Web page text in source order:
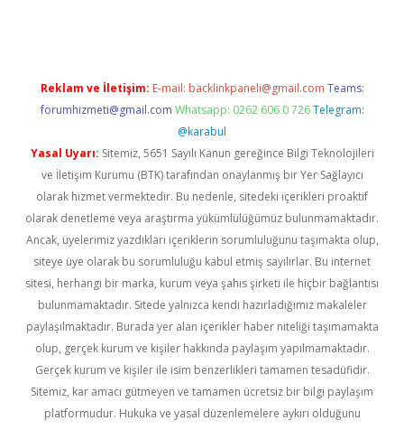
Reklam ve İletişim: E-mail: backlinkpaneli@gmail.com Teams:
forumhizmeti@gmail.com Whatsapp: 0262 606 0 726 Telegram:
@karabul
Yasal Uyarı: Sitemiz, 5651 Sayılı Kanun gereğince Bilgi Teknolojileri
ve İletişim Kurumu (BTK) tarafından onaylanmış bir Yer Sağlayıcı
olarak hizmet vermektedir. Bu nedenle, sitedeki içerikleri proaktif
olarak denetleme veya araştırma yükümlülüğümüz bulunmamaktadır.
Ancak, üyelerimiz yazdıkları içeriklerin sorumluluğunu taşımakta olup,
siteye üye olarak bu sorumluluğu kabul etmiş sayılırlar. Bu internet
sitesi, herhangi bir marka, kurum veya şahıs şirketi ile hiçbir bağlantısı
bulunmamaktadır. Sitede yalnızca kendi hazırladığımız makaleler
paylaşılmaktadır. Burada yer alan içerikler haber niteliği taşımamakta
olup, gerçek kurum ve kişiler hakkında paylaşım yapılmamaktadır.
Gerçek kurum ve kişiler ile isim benzerlikleri tamamen tesadüfidir.
Sitemiz, kar amacı gütmeyen ve tamamen ücretsiz bir bilgi paylaşım
platformudur. Hukuka ve yasal düzenlemelere aykırı olduğunu